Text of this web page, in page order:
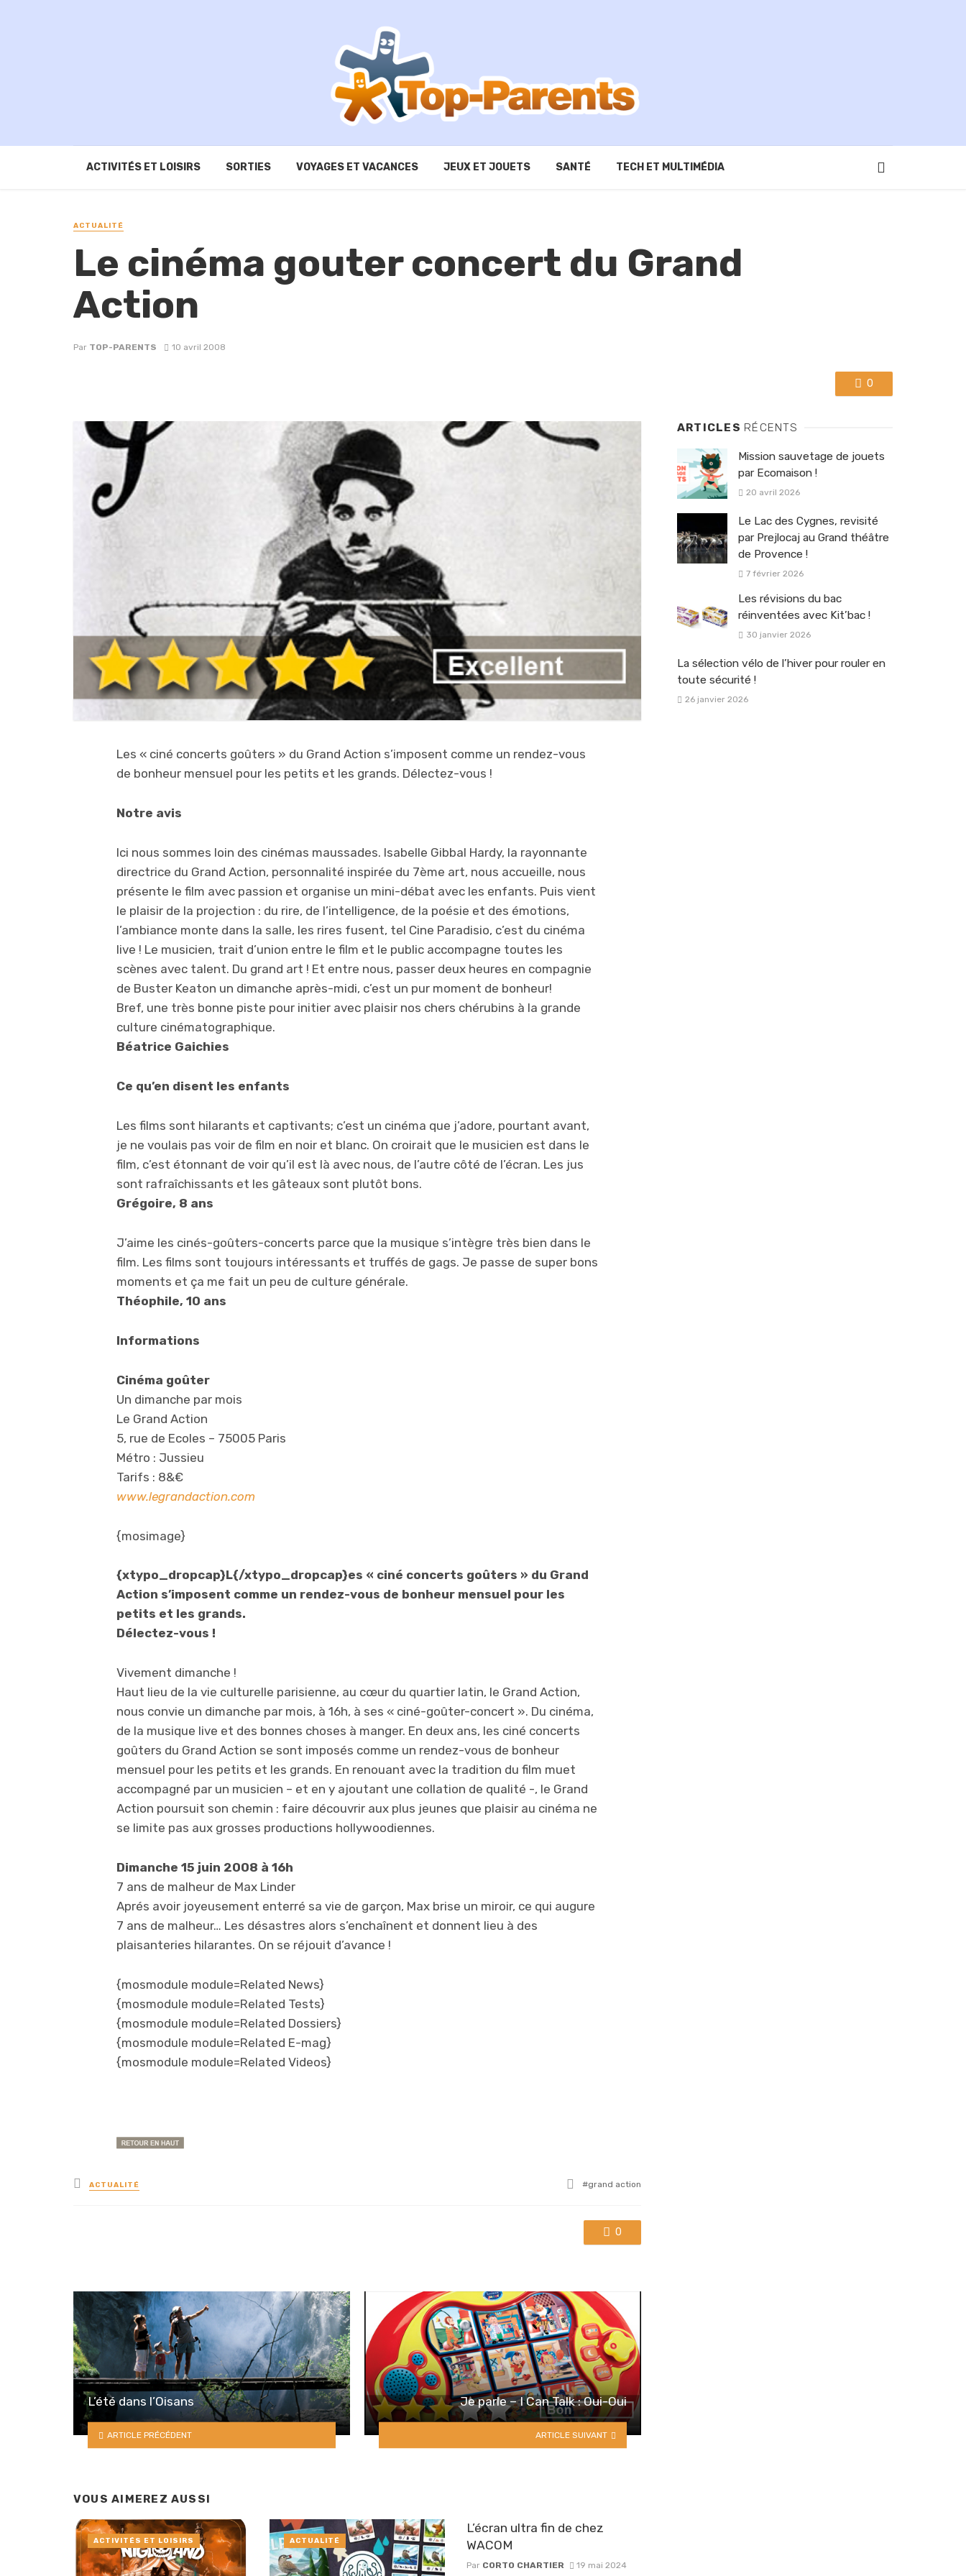
ACTIVITÉS ET LOISIRS SORTIES VOYAGES ET VACANCES JEUX ET JOUETS SANTÉ TECH ET MULTIMÉDIA
ACTUALITÉ
Le cinéma gouter concert du Grand
Action
Par TOP-PARENTS 10 avril 2008
0
Les « ciné concerts goûters » du Grand Action s’imposent comme un rendez-vous
de bonheur mensuel pour les petits et les grands. Délectez-vous !
Notre avis
Ici nous sommes loin des cinémas maussades. Isabelle Gibbal Hardy, la rayonnante
directrice du Grand Action, personnalité inspirée du 7ème art, nous accueille, nous
présente le film avec passion et organise un mini-débat avec les enfants. Puis vient
le plaisir de la projection : du rire, de l’intelligence, de la poésie et des émotions,
l’ambiance monte dans la salle, les rires fusent, tel Cine Paradisio, c’est du cinéma
live ! Le musicien, trait d’union entre le film et le public accompagne toutes les
scènes avec talent. Du grand art ! Et entre nous, passer deux heures en compagnie
de Buster Keaton un dimanche après-midi, c’est un pur moment de bonheur!
Bref, une très bonne piste pour initier avec plaisir nos chers chérubins à la grande
culture cinématographique.
Béatrice Gaichies
Ce qu’en disent les enfants
Les films sont hilarants et captivants; c’est un cinéma que j’adore, pourtant avant,
je ne voulais pas voir de film en noir et blanc. On croirait que le musicien est dans le
film, c’est étonnant de voir qu’il est là avec nous, de l’autre côté de l’écran. Les jus
sont rafraîchissants et les gâteaux sont plutôt bons.
Grégoire, 8 ans
J’aime les cinés-goûters-concerts parce que la musique s’intègre très bien dans le
film. Les films sont toujours intéressants et truffés de gags. Je passe de super bons
moments et ça me fait un peu de culture générale.
Théophile, 10 ans
Informations
Cinéma goûter
Un dimanche par mois
Le Grand Action
5, rue de Ecoles – 75005 Paris
Métro : Jussieu
Tarifs : 8&€
www.legrandaction.com
{mosimage}
{xtypo_dropcap}L{/xtypo_dropcap}es « ciné concerts goûters » du Grand
Action s’imposent comme un rendez-vous de bonheur mensuel pour les
petits et les grands.
Délectez-vous !
Vivement dimanche !
Haut lieu de la vie culturelle parisienne, au cœur du quartier latin, le Grand Action,
nous convie un dimanche par mois, à 16h, à ses « ciné-goûter-concert ». Du cinéma,
de la musique live et des bonnes choses à manger. En deux ans, les ciné concerts
goûters du Grand Action se sont imposés comme un rendez-vous de bonheur
mensuel pour les petits et les grands. En renouant avec la tradition du film muet
accompagné par un musicien – et en y ajoutant une collation de qualité -, le Grand
Action poursuit son chemin : faire découvrir aux plus jeunes que plaisir au cinéma ne
se limite pas aux grosses productions hollywoodiennes.
Dimanche 15 juin 2008 à 16h
7 ans de malheur de Max Linder
Aprés avoir joyeusement enterré sa vie de garçon, Max brise un miroir, ce qui augure
7 ans de malheur… Les désastres alors s’enchaînent et donnent lieu à des
plaisanteries hilarantes. On se réjouit d’avance !
{mosmodule module=Related News}
{mosmodule module=Related Tests}
{mosmodule module=Related Dossiers}
{mosmodule module=Related E-mag}
{mosmodule module=Related Videos}
Posted
in
ACTUALITÉ
Tagged
grand action
0
L’été dans l’Oisans
ARTICLE PRÉCÉDENT
Je parle – I Can Talk : Oui-Oui
ARTICLE SUIVANT
VOUS AIMEREZ AUSSI
ACTIVITÉS ET LOISIRS ACTUALITÉ
L’écran ultra fin de chez
WACOM
Par CORTO CHARTIER 19 mai 2024
ARTICLES RÉCENTS
Mission sauvetage de jouets
par Ecomaison !
20 avril 2026
Le Lac des Cygnes, revisité
par Prejlocaj au Grand théâtre
de Provence !
7 février 2026
Les révisions du bac
réinventées avec Kit’bac !
30 janvier 2026
La sélection vélo de l’hiver pour rouler en
toute sécurité !
26 janvier 2026